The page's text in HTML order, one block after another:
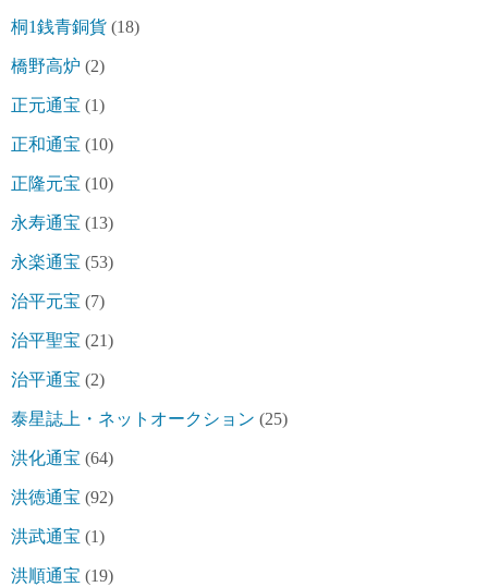
桐1銭青銅貨 (18)
橋野高炉 (2)
正元通宝 (1)
正和通宝 (10)
正隆元宝 (10)
永寿通宝 (13)
永楽通宝 (53)
治平元宝 (7)
治平聖宝 (21)
治平通宝 (2)
泰星誌上・ネットオークション (25)
洪化通宝 (64)
洪徳通宝 (92)
洪武通宝 (1)
洪順通宝 (19)